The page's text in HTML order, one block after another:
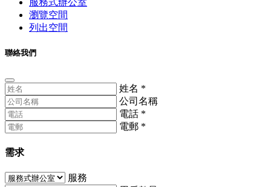
服務式辦公室
瀏覽空間
列出空間
聯絡我們
姓名 *
公司名稱
電話 *
電郵 *
需求
服務